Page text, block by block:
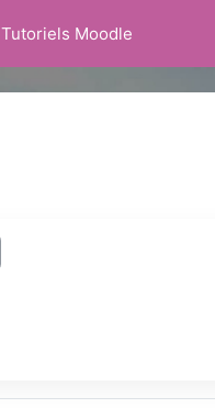
Tutoriels Moodle